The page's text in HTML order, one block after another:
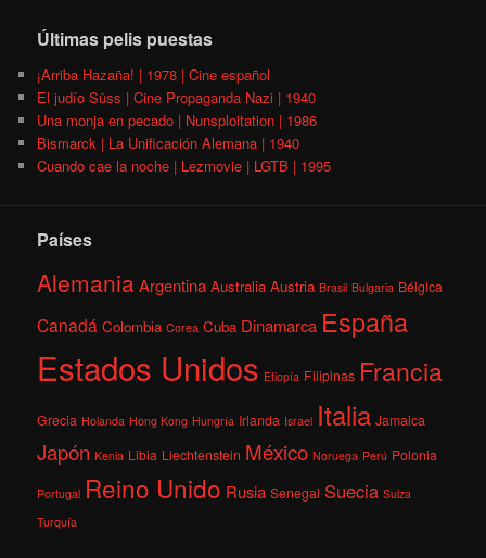
Últimas pelis puestas
¡Arriba Hazaña! | 1978 | Cine español
El judío Süss | Cine Propaganda Nazi | 1940
Una monja en pecado | Nunsploitation | 1986
Bismarck | La Unificación Alemana | 1940
Cuando cae la noche | Lezmovie | LGTB | 1995
Países
AlemaniaArgentina Australia Austria Brasil Bulgaria Bélgica
Canadá Colombia Corea Cuba Dinamarca España
Estados Unidos Etiopía Filipinas Francia
Grecia Holanda Hong Kong Hungría Irlanda Israel Italia Jamaica
Japón Kenia Libia Liechtenstein México Noruega Perú Polonia
Portugal Reino Unido Rusia Senegal Suecia Suiza
Turquía